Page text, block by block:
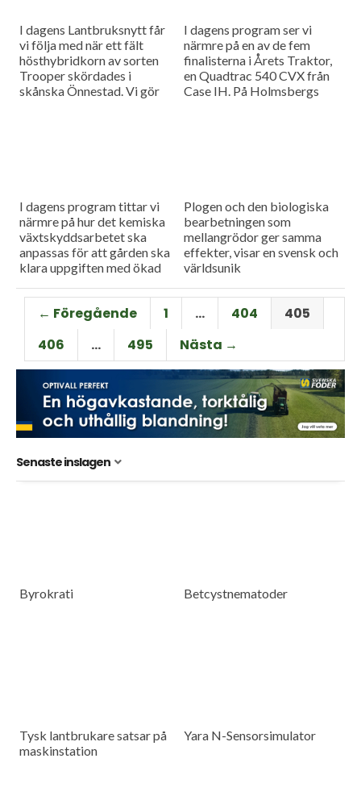
I dagens Lantbruksnytt får
vi följa med när ett fält
hösthybridkorn av sorten
Trooper skördades i
skånska Önnestad. Vi gör
I dagens program ser vi
närmre på en av de fem
finalisterna i Årets Traktor,
en Quadtrac 540 CVX från
Case IH. På Holmsbergs
I dagens program tittar vi
närmre på hur det kemiska
växtskyddsarbetet ska
anpassas för att gården ska
klara uppgiften med ökad
med miljöhänsyn och så
besöker vi...
Plogen och den biologiska
bearbetningen som
mellangrödor ger samma
effekter, visar en svensk och
världsunik
dagens program träffar vi
också Filip Löfquist i Gislöv,
som berättar om
fördelarna...
← Föregående 1 … 404
405
406
… 495 Nästa →
Senaste inslagen
Byrokrati Betcystnematoder
Tysk lantbrukare satsar på
maskinstation
Yara N-Sensorsimulator